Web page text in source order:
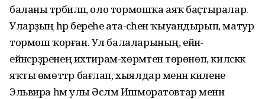
баланы тәрбиәләп, оло тормошҡа аяҡ баҫтыралар.
Уларҙың һәр береһе ата-әсәһен ҡыуандырып, матур
тормош ҡорған. Ул балаларының, ейән-
ейәнсәрҙәренең ихтирам-хөрмәтенә төрөнөп, киләсәккә
яҡты өмөттәр бағлап, хыялдар менән килене
Эльвира һәм улы Әсләм Ишморатовтар менән